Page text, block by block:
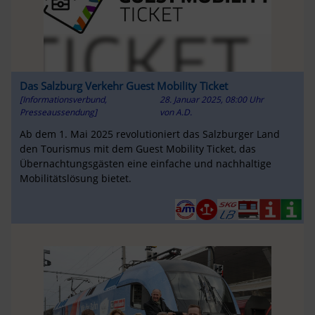
Das Salzburg Verkehr Guest Mobility Ticket
[Informationsverbund,
Presseaussendung]
28. Januar 2025, 08:00 Uhr
vonA.D.
Ab dem 1. Mai 2025 revolutioniert das Salzburger Land
den Tourismus mit dem Guest Mobility Ticket, das
Übernachtungsgästen eine einfache und nachhaltige
Mobilitätslösung bietet.